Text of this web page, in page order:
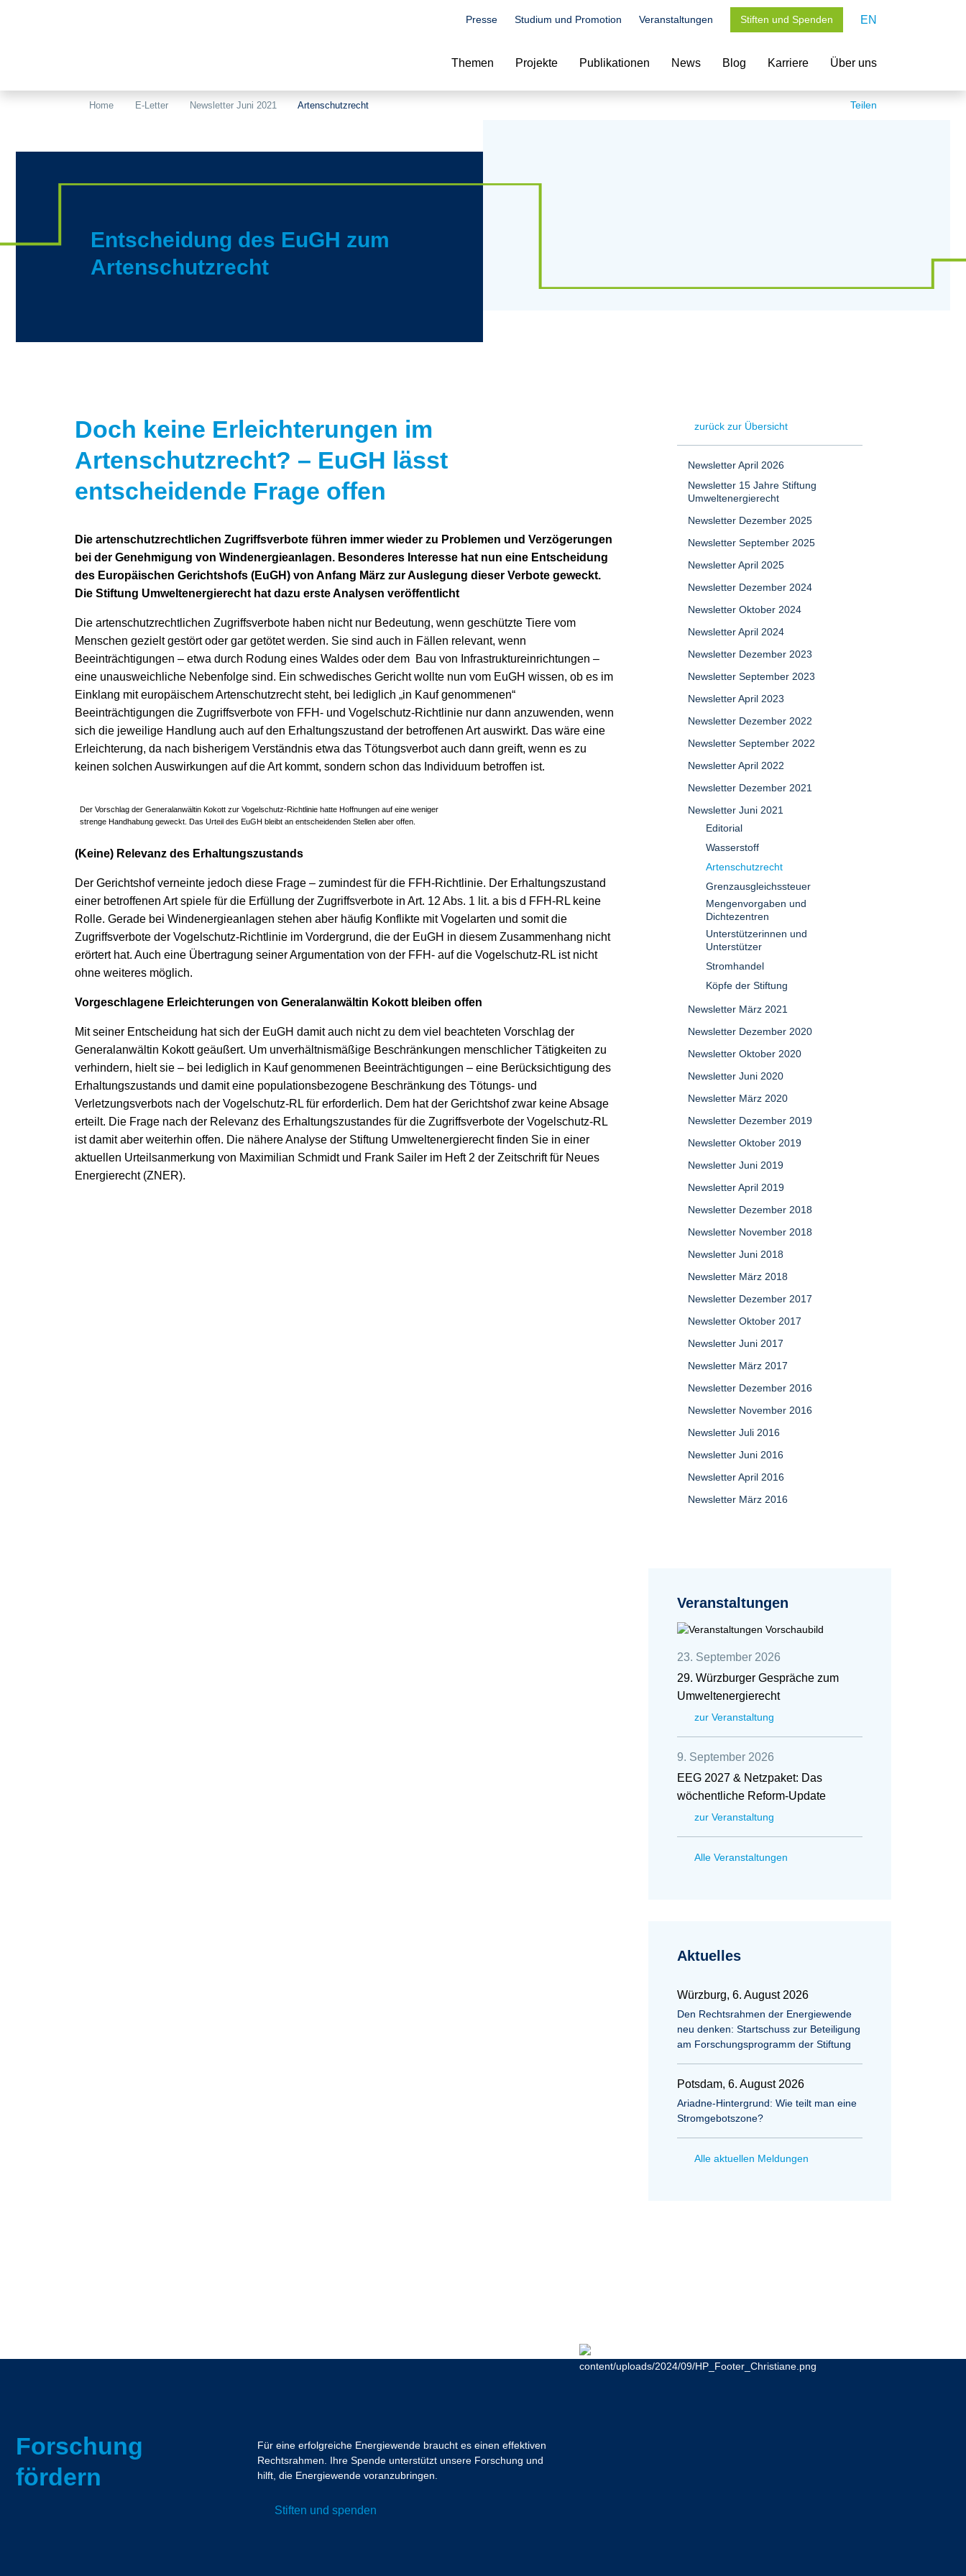
Presse Studium und Promotion Veranstaltungen Stiften und Spenden EN
Themen Projekte Publikationen News Blog Karriere Über uns
Home E-Letter Newsletter Juni 2021 Artenschutzrecht Teilen
Entscheidung des EuGH zum
Artenschutzrecht
Doch keine Erleichterungen im
Artenschutzrecht? – EuGH lässt
entscheidende Frage offen
Die artenschutzrechtlichen Zugriffsverbote führen immer wieder zu Problemen und Verzögerungen
bei der Genehmigung von Windenergieanlagen. Besonderes Interesse hat nun eine Entscheidung
des Europäischen Gerichtshofs (EuGH) von Anfang März zur Auslegung dieser Verbote geweckt.
Die Stiftung Umweltenergierecht hat dazu erste Analysen veröffentlicht
Die artenschutzrechtlichen Zugriffsverbote haben nicht nur Bedeutung, wenn geschützte Tiere vom
Menschen gezielt gestört oder gar getötet werden. Sie sind auch in Fällen relevant, wenn
Beeinträchtigungen – etwa durch Rodung eines Waldes oder dem Bau von Infrastruktureinrichtungen –
eine unausweichliche Nebenfolge sind. Ein schwedisches Gericht wollte nun vom EuGH wissen, ob es im
Einklang mit europäischem Artenschutzrecht steht, bei lediglich „in Kauf genommenen“
Beeinträchtigungen die Zugriffsverbote von FFH- und Vogelschutz-Richtlinie nur dann anzuwenden, wenn
sich die jeweilige Handlung auch auf den Erhaltungszustand der betroffenen Art auswirkt. Das wäre eine
Erleichterung, da nach bisherigem Verständnis etwa das Tötungsverbot auch dann greift, wenn es zu
keinen solchen Auswirkungen auf die Art kommt, sondern schon das Individuum betroffen ist.
Der Vorschlag der Generalanwältin Kokott zur Vogelschutz-Richtlinie hatte Hoffnungen auf eine weniger
strenge Handhabung geweckt. Das Urteil des EuGH bleibt an entscheidenden Stellen aber offen.
(Keine) Relevanz des Erhaltungszustands
Der Gerichtshof verneinte jedoch diese Frage – zumindest für die FFH-Richtlinie. Der Erhaltungszustand
einer betroffenen Art spiele für die Erfüllung der Zugriffsverbote in Art. 12 Abs. 1 lit. a bis d FFH-RL keine
Rolle. Gerade bei Windenergieanlagen stehen aber häufig Konflikte mit Vogelarten und somit die
Zugriffsverbote der Vogelschutz-Richtlinie im Vordergrund, die der EuGH in diesem Zusammenhang nicht
erörtert hat. Auch eine Übertragung seiner Argumentation von der FFH- auf die Vogelschutz-RL ist nicht
ohne weiteres möglich.
Vorgeschlagene Erleichterungen von Generalanwältin Kokott bleiben offen
Mit seiner Entscheidung hat sich der EuGH damit auch nicht zu dem viel beachteten Vorschlag der
Generalanwältin Kokott geäußert. Um unverhältnismäßige Beschränkungen menschlicher Tätigkeiten zu
verhindern, hielt sie – bei lediglich in Kauf genommenen Beeinträchtigungen – eine Berücksichtigung des
Erhaltungszustands und damit eine populationsbezogene Beschränkung des Tötungs- und
Verletzungsverbots nach der Vogelschutz-RL für erforderlich. Dem hat der Gerichtshof zwar keine Absage
erteilt. Die Frage nach der Relevanz des Erhaltungszustandes für die Zugriffsverbote der Vogelschutz-RL
ist damit aber weiterhin offen. Die nähere Analyse der Stiftung Umweltenergierecht finden Sie in einer
aktuellen Urteilsanmerkung von Maximilian Schmidt und Frank Sailer im Heft 2 der Zeitschrift für Neues
Energierecht (ZNER).
zurück zur Übersicht
Newsletter April 2026
Newsletter 15 Jahre Stiftung
Umweltenergierecht
Newsletter Dezember 2025
Newsletter September 2025
Newsletter April 2025
Newsletter Dezember 2024
Newsletter Oktober 2024
Newsletter April 2024
Newsletter Dezember 2023
Newsletter September 2023
Newsletter April 2023
Newsletter Dezember 2022
Newsletter September 2022
Newsletter April 2022
Newsletter Dezember 2021
Newsletter Juni 2021
Editorial
Wasserstoff
Artenschutzrecht
Grenzausgleichssteuer
Mengenvorgaben und
Dichtezentren
Unterstützerinnen und
Unterstützer
Stromhandel
Köpfe der Stiftung
Newsletter März 2021
Newsletter Dezember 2020
Newsletter Oktober 2020
Newsletter Juni 2020
Newsletter März 2020
Newsletter Dezember 2019
Newsletter Oktober 2019
Newsletter Juni 2019
Newsletter April 2019
Newsletter Dezember 2018
Newsletter November 2018
Newsletter Juni 2018
Newsletter März 2018
Newsletter Dezember 2017
Newsletter Oktober 2017
Newsletter Juni 2017
Newsletter März 2017
Newsletter Dezember 2016
Newsletter November 2016
Newsletter Juli 2016
Newsletter Juni 2016
Newsletter April 2016
Newsletter März 2016
Veranstaltungen
23. September 2026
29. Würzburger Gespräche zum
Umweltenergierecht
zur Veranstaltung
9. September 2026
EEG 2027 & Netzpaket: Das
wöchentliche Reform-Update
zur Veranstaltung
Alle Veranstaltungen
Aktuelles
Würzburg, 6. August 2026
Den Rechtsrahmen der Energiewende
neu denken: Startschuss zur Beteiligung
am Forschungsprogramm der Stiftung
Potsdam, 6. August 2026
Ariadne-Hintergrund: Wie teilt man eine
Stromgebotszone?
Alle aktuellen Meldungen
Forschung
fördern
Für eine erfolgreiche Energiewende braucht es einen effektiven
Rechtsrahmen. Ihre Spende unterstützt unsere Forschung und
hilft, die Energiewende voranzubringen.
Stiften und spenden